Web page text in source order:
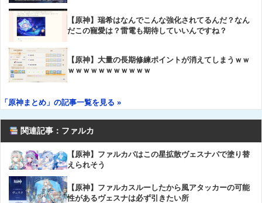
【原神】瑞希はなんでこんな強化されてるんだ？なん
だこの寵愛は？雷電も期待していいんですね？
【原神】大量の長期修練ポイントが消えてしまうｗｗ
ｗｗｗｗｗｗｗｗｗｗｗ
「原神まとめ」の記事一覧を見る »
関連記事：ファルカ
【原神】ファルカパはこの星拡散ヴェスナパで塗り替
えられそう
【原神】ファルカスルーしたから風アタッカーの可能
性があるヴェスナは必ず引きたい所